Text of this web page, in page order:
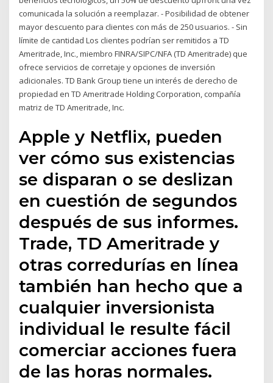
comunicada la solución a reemplazar. - Posibilidad de obtener
mayor descuento para clientes con más de 250 usuarios. - Sin
límite de cantidad Los clientes podrían ser remitidos a TD
Ameritrade, Inc., miembro FINRA/SIPC/NFA (TD Ameritrade) que
ofrece servicios de corretaje y opciones de inversión
adicionales. TD Bank Group tiene un interés de derecho de
propiedad en TD Ameritrade Holding Corporation, compañía
matriz de TD Ameritrade, Inc.
Apple y Netflix, pueden
ver cómo sus existencias
se disparan o se deslizan
en cuestión de segundos
después de sus informes.
Trade, TD Ameritrade y
otras corredurías en línea
también han hecho que a
cualquier inversionista
individual le resulte fácil
comerciar acciones fuera
de las horas normales.